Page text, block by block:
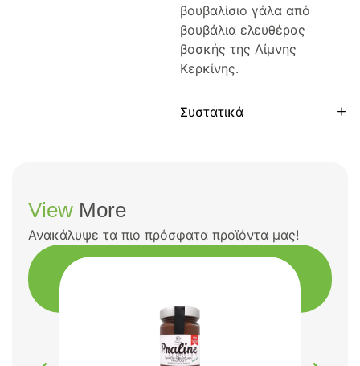
βουβαλίσιο γάλα από
βουβάλια ελευθέρας
βοσκής της Λίμνης
Κερκίνης.
Συστατικά
View More
Ανακάλυψε τα πιο πρόσφατα προϊόντα μας!